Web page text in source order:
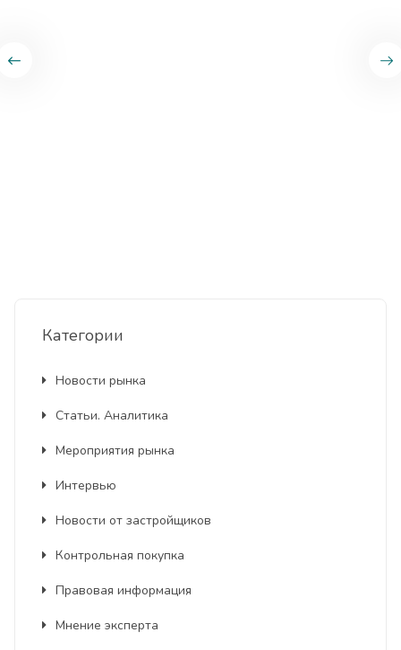
Категории
Новости рынка
Статьи. Аналитика
Мероприятия рынка
Интервью
Новости от застройщиков
Контрольная покупка
Правовая информация
Мнение эксперта